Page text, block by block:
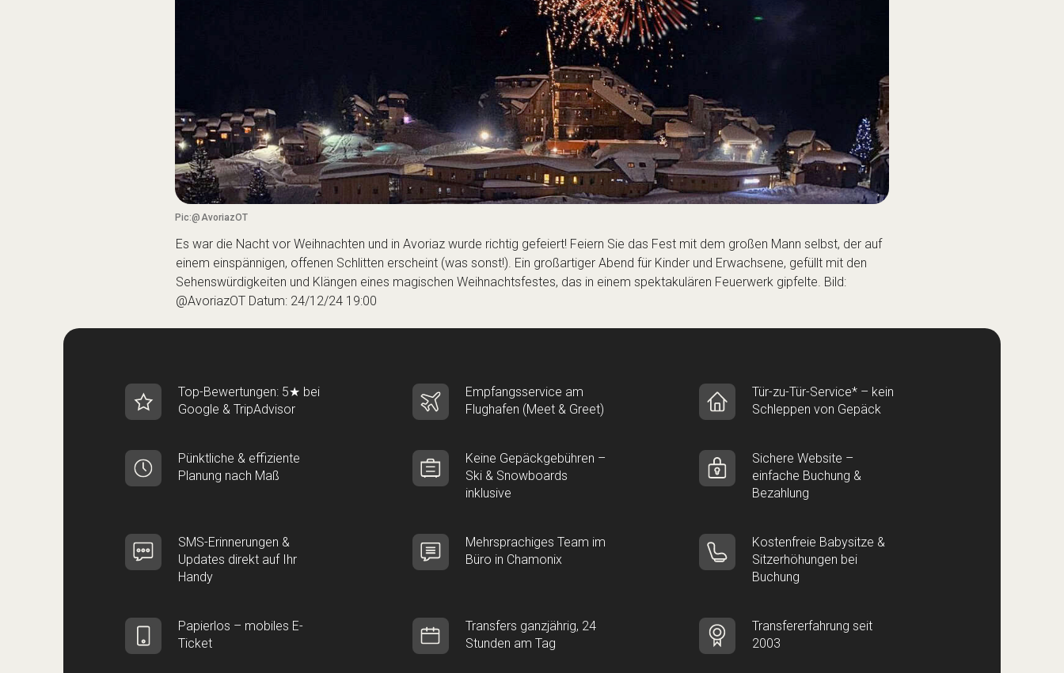
Pic:@AvoriazOT
Es war die Nacht vor Weihnachten und in Avoriaz wurde richtig gefeiert! Feiern Sie das Fest mit dem großen Mann selbst, der auf
einem einspännigen, offenen Schlitten erscheint (was sonst!). Ein großartiger Abend für Kinder und Erwachsene, gefüllt mit den
Sehenswürdigkeiten und Klängen eines magischen Weihnachtsfestes, das in einem spektakulären Feuerwerk gipfelte. Bild:
@AvoriazOT Datum: 24/12/24 19:00
Top-Bewertungen: 5★ bei
Google & TripAdvisor
Empfangsservice am
Flughafen (Meet & Greet)
Tür-zu-Tür-Service* – kein
Schleppen von Gepäck
Pünktliche & effiziente
Planung nach Maß
Keine Gepäckgebühren –
Ski & Snowboards
inklusive
Sichere Website –
einfache Buchung &
Bezahlung
SMS-Erinnerungen &
Updates direkt auf Ihr
Handy
Mehrsprachiges Team im
Büro in Chamonix
Kostenfreie Babysitze &
Sitzerhöhungen bei
Buchung
Papierlos – mobiles E-
Ticket
Transfers ganzjährig, 24
Stunden am Tag
Transfererfahrung seit
2003